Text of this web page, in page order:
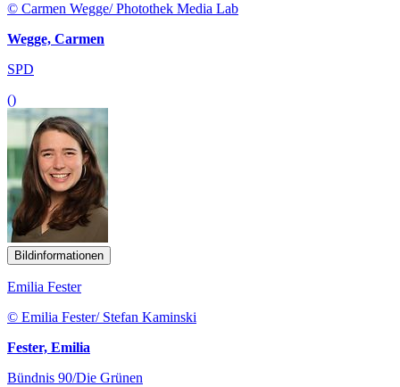
© Carmen Wegge/ Photothek Media Lab
Wegge, Carmen
SPD
()
Bildinformationen
Emilia Fester
© Emilia Fester/ Stefan Kaminski
Fester, Emilia
Bündnis 90/Die Grünen